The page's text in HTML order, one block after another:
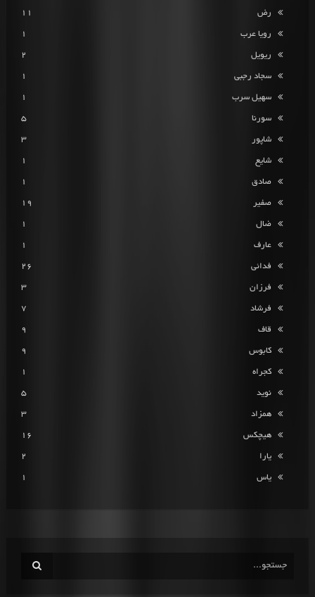
رض 11
رویا عرب 1
ریویل 2
سجاد رجبی 1
سهیل سرب 1
سورنا 5
شاپور 3
شایع 1
صادق 1
صفیر 19
ضال 1
عارف 1
فدائی 26
فرزان 3
فرشاد 7
قاف 9
کابوس 9
کجراه 1
نوید 5
همزاد 3
هیچکس 16
یارا 2
یاس 1